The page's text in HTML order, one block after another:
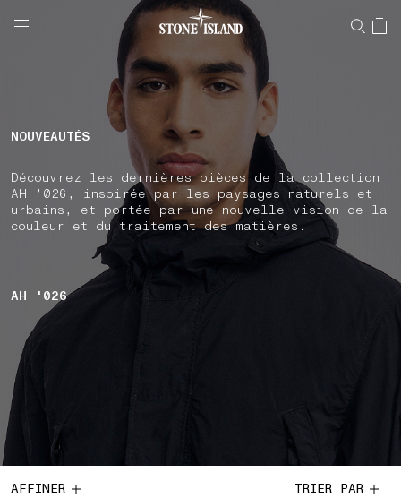
NAVIGATION.ARIA.GOTOMAINCONTENT
LABEL.SHOPPINGCOUNTRY FRANCE
NOUVEAUTÉS
Découvrez les dernières pièces de la collection
AH '026, inspirée par les paysages naturels et
urbains, et portée par une nouvelle vision de la
couleur et du traitement des matières.
AH '026
AFFINER
TRIER PAR